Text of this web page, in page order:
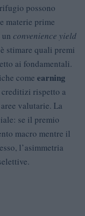
possono
materie prime
convenience yield
stimare quali premi
ai fondamentali.
come earning
creditizi rispetto a
valutarie. La
se il premio
macro mentre il
l’asimmetria